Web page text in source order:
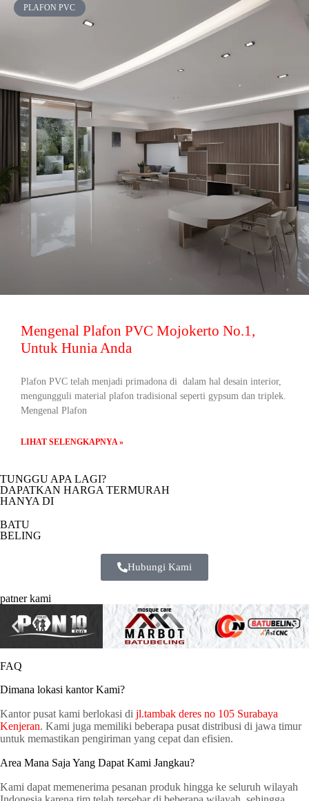
PLAFON PVC
Mengenal Plafon PVC Mojokerto No.1,
Untuk Hunia Anda
Plafon PVC telah menjadi primadona di dalam hal desain interior,
mengungguli material plafon tradisional seperti gypsum dan triplek.
Mengenal Plafon
LIHAT SELENGKAPNYA »
TUNGGU APA LAGI?
DAPATKAN HARGA TERMURAH
HANYA DI
BATU
BELING
Hubungi Kami
patner kami
FAQ
Dimana lokasi kantor Kami?
Kantor pusat kami berlokasi di jl.tambak deres no 105 Surabaya
Kenjeran. Kami juga memiliki beberapa pusat distribusi di jawa timur
untuk memastikan pengiriman yang cepat dan efisien.
Area Mana Saja Yang Dapat Kami Jangkau?
Kami dapat memenerima pesanan produk hingga ke seluruh wilayah